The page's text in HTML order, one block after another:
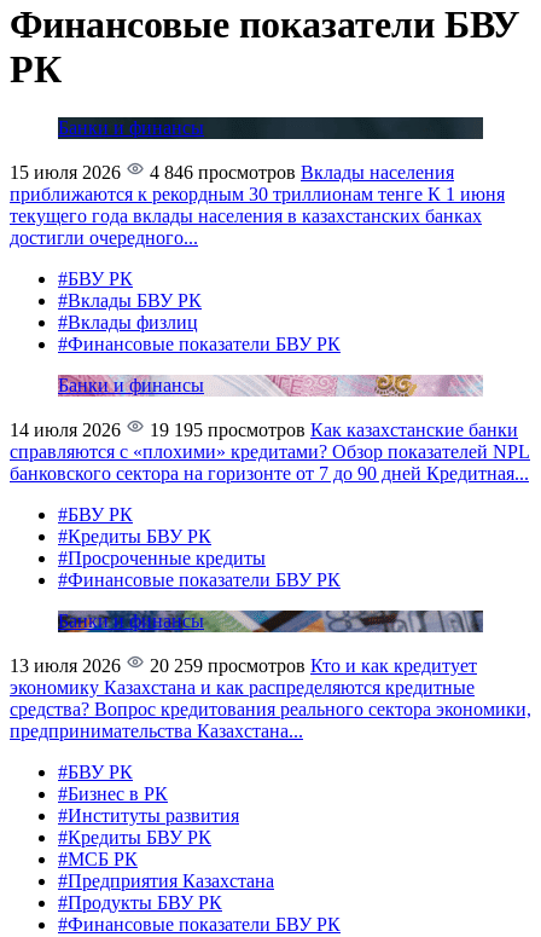
Финансовые показатели БВУ
РК
Банки и финансы
15 июля 2026 4 846 просмотров Вклады населения
приближаются к рекордным 30 триллионам тенге К 1 июня
текущего года вклады населения в казахстанских банках
достигли очередного...
#БВУ РК
#Вклады БВУ РК
#Вклады физлиц
#Финансовые показатели БВУ РК
Банки и финансы
14 июля 2026 19 195 просмотров Как казахстанские банки
справляются с «плохими» кредитами? Обзор показателей NPL
банковского сектора на горизонте от 7 до 90 дней Кредитная...
#БВУ РК
#Кредиты БВУ РК
#Просроченные кредиты
#Финансовые показатели БВУ РК
Банки и финансы
13 июля 2026 20 259 просмотров Кто и как кредитует
экономику Казахстана и как распределяются кредитные
средства? Вопрос кредитования реального сектора экономики,
предпринимательства Казахстана...
#БВУ РК
#Бизнес в РК
#Институты развития
#Кредиты БВУ РК
#МСБ РК
#Предприятия Казахстана
#Продукты БВУ РК
#Финансовые показатели БВУ РК